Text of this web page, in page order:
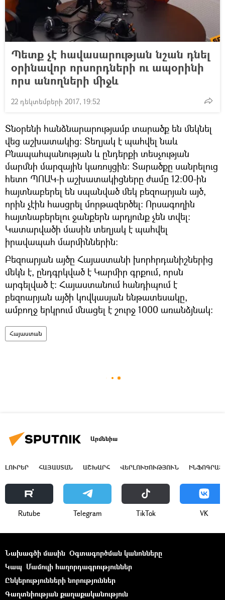
Պետք չէ հավասարության նշան դնել
օրինավոր որսորդների ու ապօրինի
որս անողների միջև
22 դեկտեմբերի 2017, 19:52
Տնօրենի հանձնարարությամբ տարածք են մեկնել
վեց աշխատակից։ Տեղյակ է պահվել նաև
Բնապահպանության և ընդերքի տեսչության
մարմնի մարզային կառույցին։ Տարածքը սանրելուց
հետո ՊՈԱԿ-ի աշխատակիցները ժամը 12։00-ին
հայտնաբերել են սպանված մեկ բեզոարյան այծ,
որին չէին հասցրել մորթազերծել։ Որսագողին
հայտնաբերելու ջանքերն արդյունք չեն տվել։
Կատարվածի մասին տեղյակ է պահվել
իրավապահ մարմիններին։
Բեզոարյան այծը Հայաստանի խորհրդանիշներից
մեկն է, ընդգրկված է Կարմիր գրքում, որսն
արգելված է։ Հայաստանում հանդիպում է
բեզոարյան այծի կովկասյան ենթատեսակը,
ամբողջ երկրում մնացել է շուրջ 1000 առանձյնակ։
Հայաստան
Արմենիա
ԼՈՒՐԵՐ ՀԱՅԱՍՏԱՆ ԱՇԽԱՐՀ ՎԵՐԼՈՒԾՈՒԹՅՈՒՆ
Rutube Telegram ТikТоk VK
Նախագծի մասին Օգտագործման կանոնները
Կապ Մամուլի հաղորդագրություններ
Ընկերությունների նորություններ
Գաղտնիության քաղաքականություն